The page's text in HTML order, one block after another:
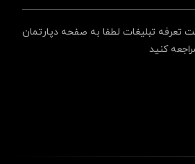
تعرفه تبلیغات لطفا به صفحه دپارتمان
کنید